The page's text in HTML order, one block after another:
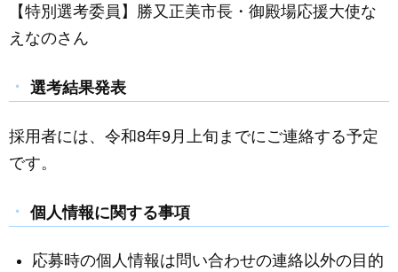
【特別選考委員】勝又正美市長・御殿場応援大使な
えなのさん
選考結果発表
採用者には、令和8年9月上旬までにご連絡する予定
です。
個人情報に関する事項
応募時の個人情報は問い合わせの連絡以外の目的